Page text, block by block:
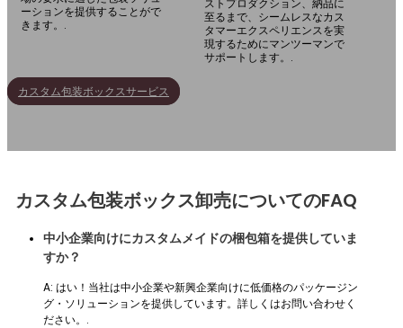
ーションを提供することがで
きます。.
ストプロダクション、納品に
至るまで、シームレスなカス
タマーエクスペリエンスを実
現するためにマンツーマンで
サポートします。.
カスタム包装ボックスサービス
カスタム包装ボックス卸売についてのFAQ
中小企業向けにカスタムメイドの梱包箱を提供していま
すか？
A: はい！当社は中小企業や新興企業向けに低価格のパッケージン
グ・ソリューションを提供しています。詳しくはお問い合わせく
ださい。.